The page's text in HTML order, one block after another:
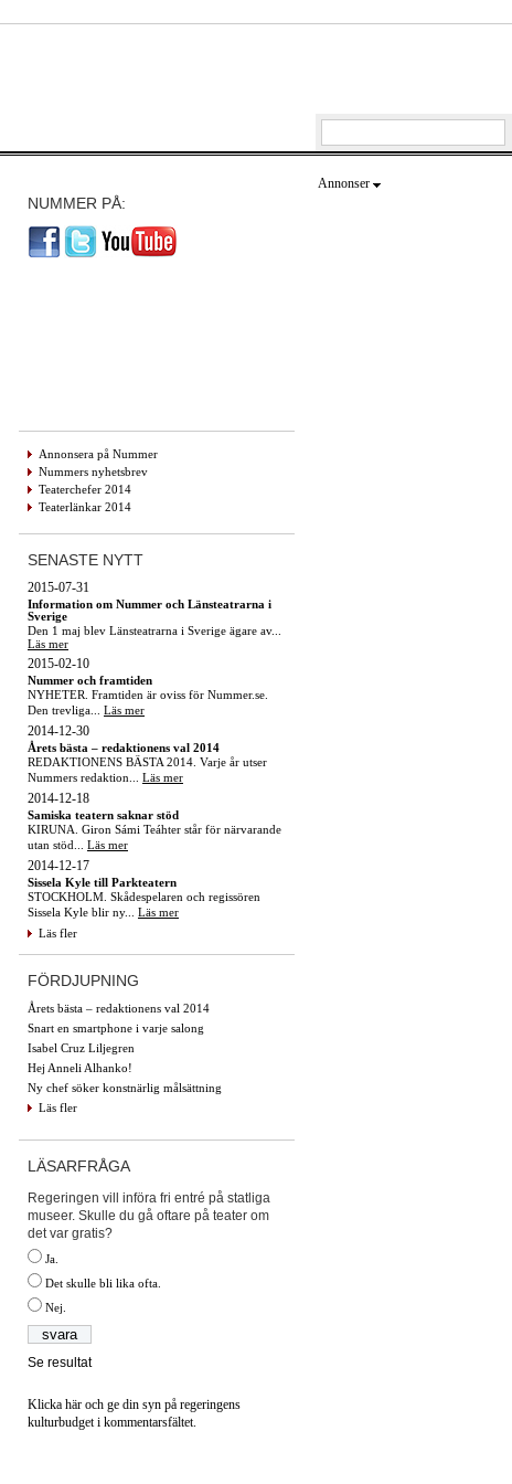
NUMMER PÅ:
Annonsera på Nummer
Nummers nyhetsbrev
Teaterchefer 2014
Teaterlänkar 2014
SENASTE NYTT
2015-07-31
Information om Nummer och Länsteatrarna i
Sverige
Den 1 maj blev Länsteatrarna i Sverige ägare av...
Läs mer
2015-02-10
Nummer och framtiden
NYHETER. Framtiden är oviss för Nummer.se.
Den trevliga... Läs mer
2014-12-30
Årets bästa – redaktionens val 2014
REDAKTIONENS BÄSTA 2014. Varje år utser
Nummers redaktion... Läs mer
2014-12-18
Samiska teatern saknar stöd
KIRUNA. Giron Sámi Teáhter står för närvarande
utan stöd... Läs mer
2014-12-17
Sissela Kyle till Parkteatern
STOCKHOLM. Skådespelaren och regissören
Sissela Kyle blir ny... Läs mer
Läs fler
FÖRDJUPNING
Årets bästa – redaktionens val 2014
Snart en smartphone i varje salong
Isabel Cruz Liljegren
Hej Anneli Alhanko!
Ny chef söker konstnärlig målsättning
Läs fler
LÄSARFRÅGA
Regeringen vill införa fri entré på statliga
museer. Skulle du gå oftare på teater om
det var gratis?
Ja.
Det skulle bli lika ofta.
Nej.
Se resultat
Klicka här och ge din syn på regeringens
kulturbudget i kommentarsfältet.
Annonser